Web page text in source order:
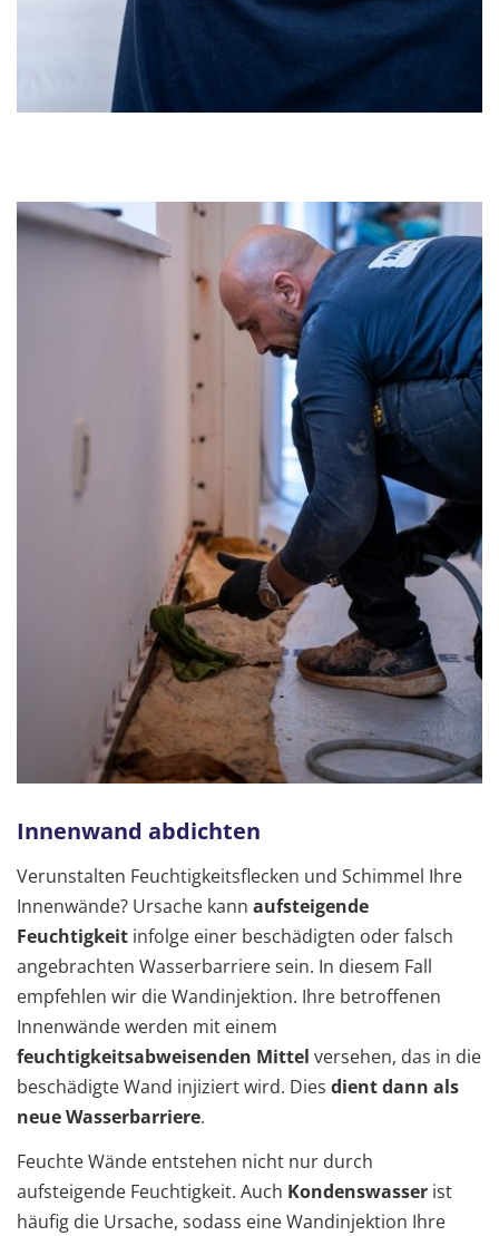
Innenwand abdichten
Verunstalten Feuchtigkeitsflecken und Schimmel Ihre
Innenwände? Ursache kann aufsteigende
Feuchtigkeit infolge einer beschädigten oder falsch
angebrachten Wasserbarriere sein. In diesem Fall
empfehlen wir die Wandinjektion. Ihre betroffenen
Innenwände werden mit einem
feuchtigkeitsabweisenden Mittel versehen, das in die
beschädigte Wand injiziert wird. Dies dient dann als
neue Wasserbarriere.
Feuchte Wände entstehen nicht nur durch
aufsteigende Feuchtigkeit. Auch Kondenswasser ist
häufig die Ursache, sodass eine Wandinjektion Ihre